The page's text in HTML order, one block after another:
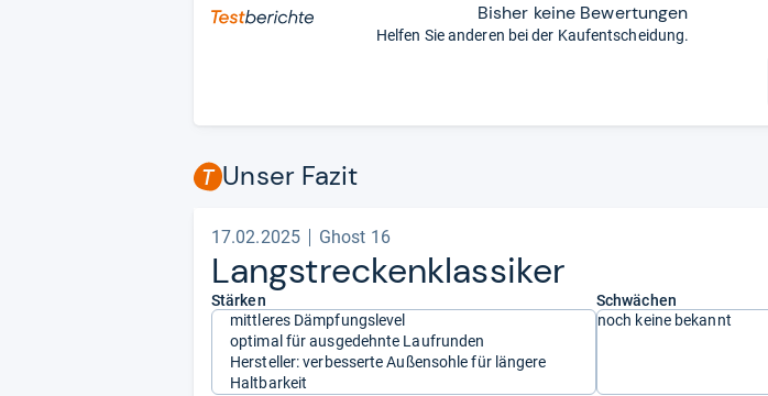
Bisher keine Bewertungen
Helfen Sie anderen bei der Kaufentscheidung.
Unser Fazit
17.02.2025 Ghost 16
Lang­stre­cken­klas­si­ker
Stärken
mittleres Dämpfungslevel
optimal für ausgedehnte Laufrunden
Hersteller: verbesserte Außensohle für längere
Haltbarkeit
Schwächen
noch keine bekannt